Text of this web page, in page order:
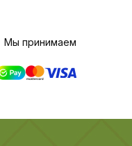
Мы принимаем